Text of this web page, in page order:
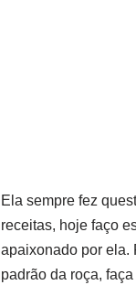
Ela sempre fez
receitas, hoje faço
apaixonado por ela.
padrão da roça,